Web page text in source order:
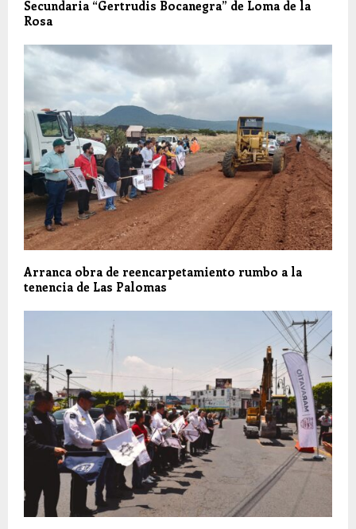
Secundaria “Gertrudis Bocanegra” de Loma de la
Rosa
Arranca obra de reencarpetamiento rumbo a la
tenencia de Las Palomas